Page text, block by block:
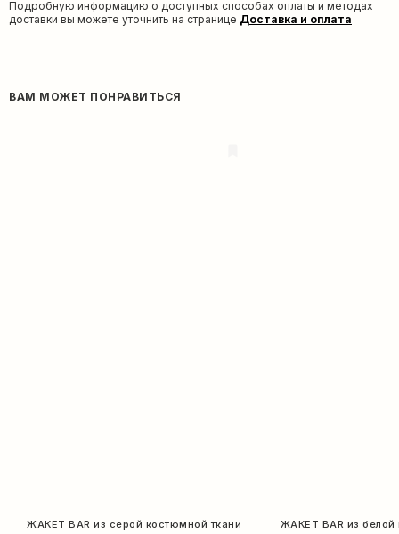
Подробную информацию о доступных способах оплаты и методах
доставки вы можете уточнить на странице Доставка и оплата
ВАМ МОЖЕТ ПОНРАВИТЬСЯ
ЖАКЕТ BAR из серой костюмной ткани ЖАКЕТ BAR из белой